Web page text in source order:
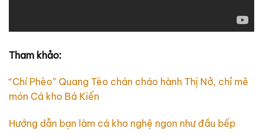
Tham khảo:
“Chí Phèo” Quang Tèo chán cháo hành Thị Nở, chỉ mê
món Cá kho Bá Kiến
Hướng dẫn bạn làm cá kho nghệ ngon như đầu bếp